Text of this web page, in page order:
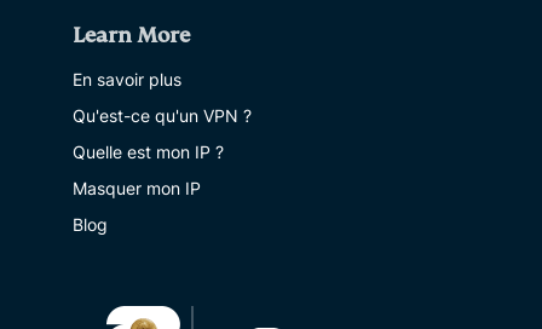
Learn More
En savoir plus
Qu'est-ce qu'un VPN ?
Quelle est mon IP ?
Masquer mon IP
Blog